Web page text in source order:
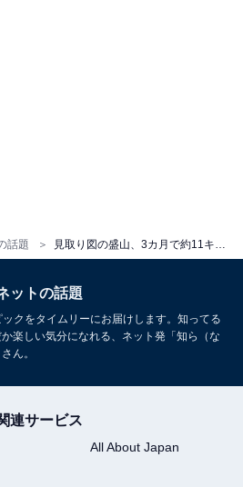
話題
ットの話題
クをタイムリーにお届けします。知ってる
楽しい気分になれる、ネット発「知ら（な
ん。
連サービス
All About Japan